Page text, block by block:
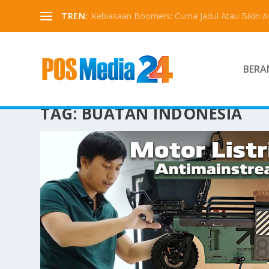
TREN: Kebiasaan Boomers: Cuma Jadul Atau Bikin
TAG:BUATAN INDONESIA